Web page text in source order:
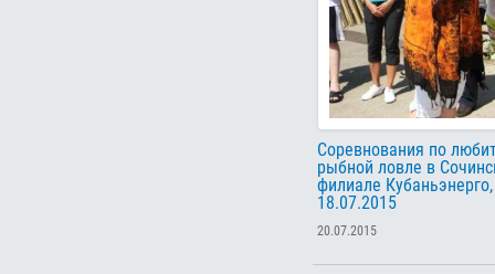
Соревнования по
рыбной ловле в
филиале Кубаньэнерго,
18.07.2015
20.07.2015